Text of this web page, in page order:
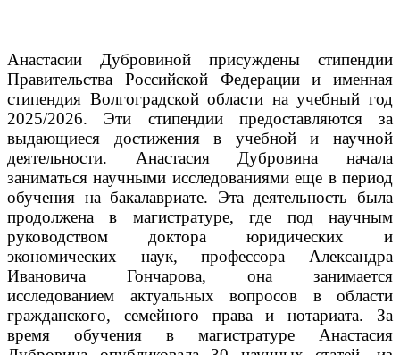
Анастасии Дубровиной присуждены стипендии
Правительства Российской Федерации и именная
стипендия Волгоградской области на учебный год
2025/2026. Эти стипендии предоставляются за
выдающиеся достижения в учебной и научной
деятельности. Анастасия Дубровина начала
заниматься научными исследованиями еще в период
обучения на бакалавриате. Эта деятельность была
продолжена в магистратуре, где под научным
руководством доктора юридических и
экономических наук, профессора Александра
Ивановича Гончарова, она занимается
исследованием актуальных вопросов в области
гражданского, семейного права и нотариата. За
время обучения в магистратуре Анастасия